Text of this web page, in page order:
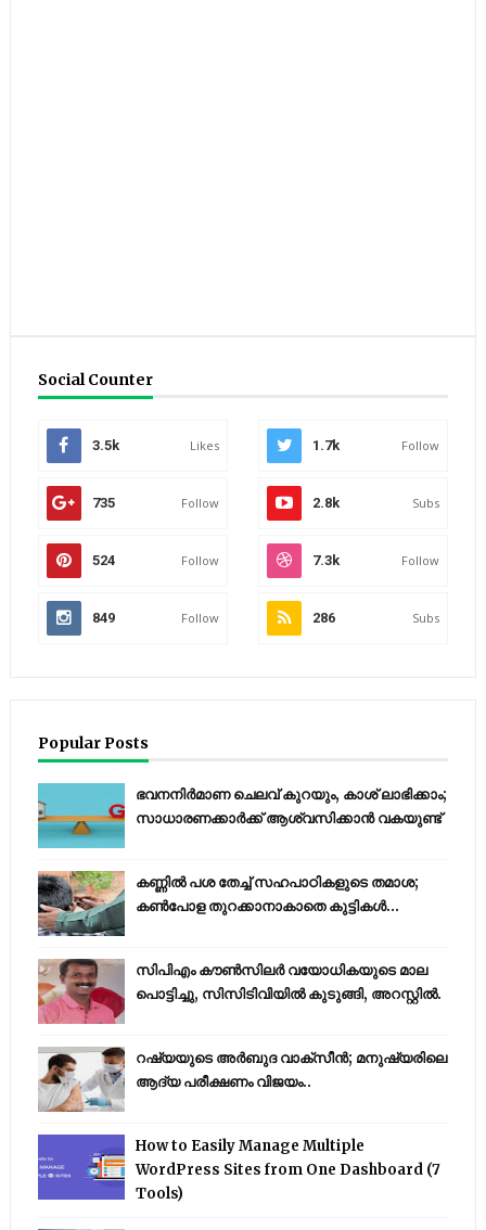
Social Counter
3.5k Likes 1.7k Follow
735 Follow 2.8k Subs
524 Follow 7.3k Follow
849 Follow 286 Subs
Popular Posts
ഭവനനിർമാണ ചെലവ് കുറയും, കാശ് ലാഭിക്കാം;
സാധാരണക്കാർക്ക് ആശ്വസിക്കാൻ വകയുണ്ട്
കണ്ണിൽ പശ തേച്ച് സഹപാഠികളുടെ തമാശ;
കൺപോള തുറക്കാനാകാതെ കുട്ടികൾ...
സിപിഎം കൗണ്‍സിലര്‍ വയോധികയുടെ മാല
പൊട്ടിച്ചു, സിസിടിവിയില്‍ കുടുങ്ങി, അറസ്റ്റില്‍.
റഷ്യയുടെ അര്‍ബുദ വാക്‌സീന്‍; മനുഷ്യരിലെ
ആദ്യ പരീക്ഷണം വിജയം..
How to Easily Manage Multiple
WordPress Sites from One Dashboard (7
Tools)